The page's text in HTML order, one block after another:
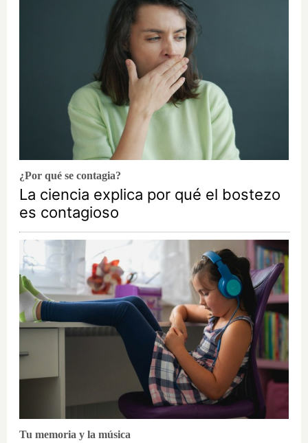
¿Por qué se contagia?
La ciencia explica por qué el bostezo
es contagioso
Tu memoria y la música